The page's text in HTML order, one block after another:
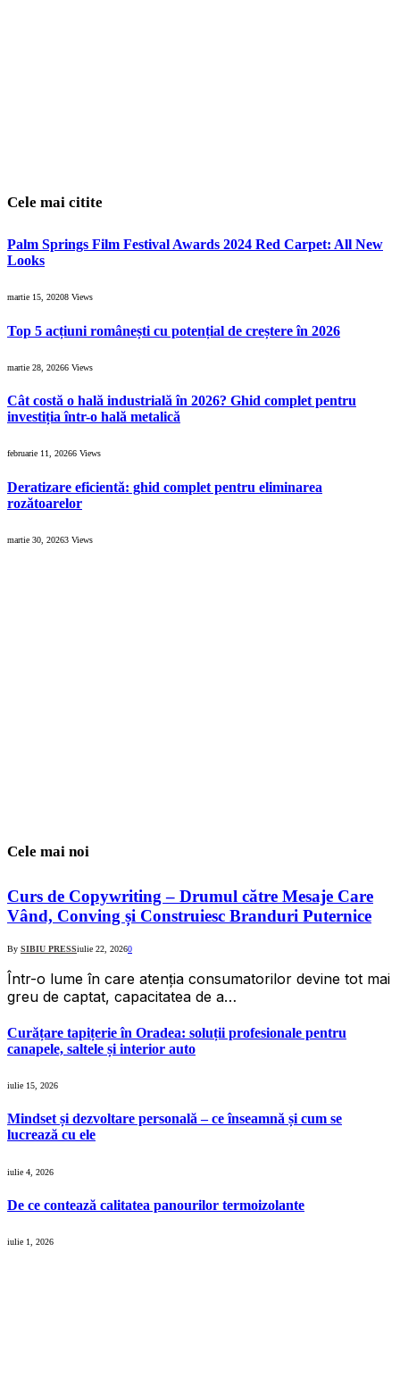
Cele mai citite
Palm Springs Film Festival Awards 2024 Red Carpet: All New
Looks
martie 15, 20208 Views
Top 5 acțiuni românești cu potențial de creștere în 2026
martie 28, 20266 Views
Cât costă o hală industrială în 2026? Ghid complet pentru
investiția într-o hală metalică
februarie 11, 20266 Views
Deratizare eficientă: ghid complet pentru eliminarea
rozătoarelor
martie 30, 20263 Views
Cele mai noi
Curs de Copywriting – Drumul către Mesaje Care
Vând, Conving și Construiesc Branduri Puternice
By SIBIU PRESSiulie 22, 20260
Într-o lume în care atenția consumatorilor devine tot mai
greu de captat, capacitatea de a…
Curățare tapițerie în Oradea: soluții profesionale pentru
canapele, saltele și interior auto
iulie 15, 2026
Mindset și dezvoltare personală – ce înseamnă și cum se
lucrează cu ele
iulie 4, 2026
De ce contează calitatea panourilor termoizolante
iulie 1, 2026